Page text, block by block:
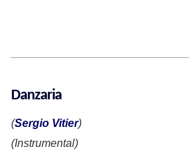
Danzaria
(Sergio Vitier)
(Instrumental)